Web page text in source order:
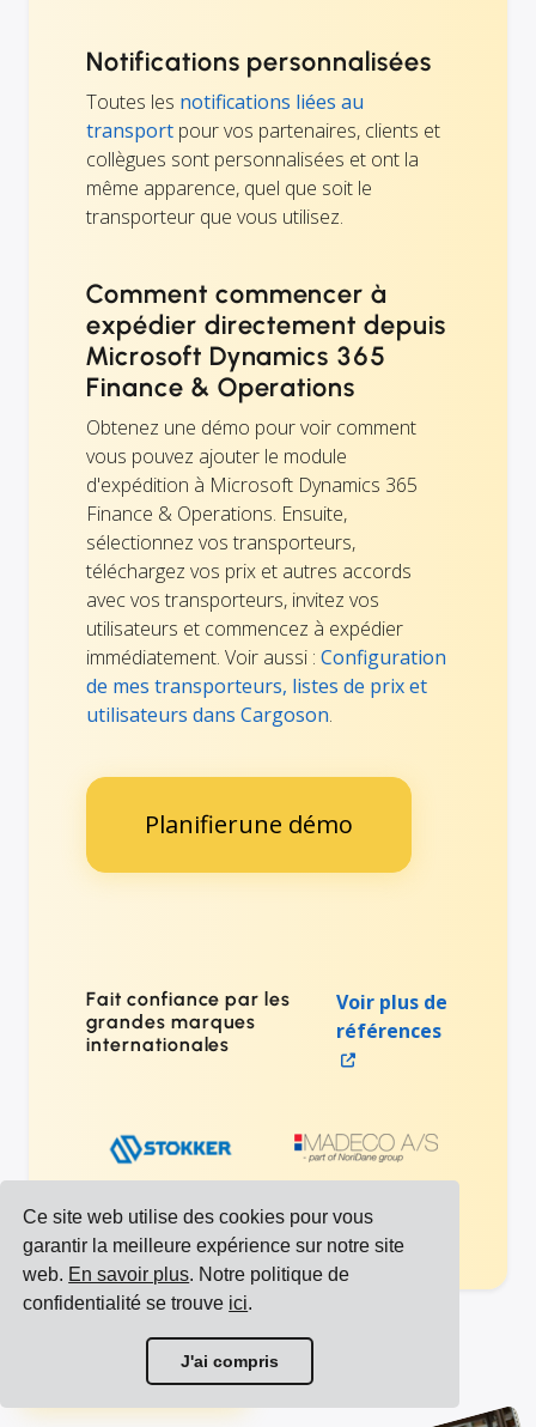
Ce site web utilise des cookies pour vous
garantir la meilleure expérience sur notre site
web. En savoir plus. Notre politique de
confidentialité se trouve ici.
J'ai compris
Notifications personnalisées
Toutes les notifications liées au
transport pour vos partenaires, clients et
collègues sont personnalisées et ont la
même apparence, quel que soit le
transporteur que vous utilisez.
Comment commencer à
expédier directement depuis
Microsoft Dynamics 365
Finance & Operations
Obtenez une démo pour voir comment
vous pouvez ajouter le module
d'expédition à Microsoft Dynamics 365
Finance & Operations. Ensuite,
sélectionnez vos transporteurs,
téléchargez vos prix et autres accords
avec vos transporteurs, invitez vos
utilisateurs et commencez à expédier
immédiatement. Voir aussi : Configuration
de mes transporteurs, listes de prix et
utilisateurs dans Cargoson.
Planifierune démo
Fait confiance par les
grandes marques
internationales
Voir plus de
références
Voir toutes les intégrations
Voir tous les transporteurs